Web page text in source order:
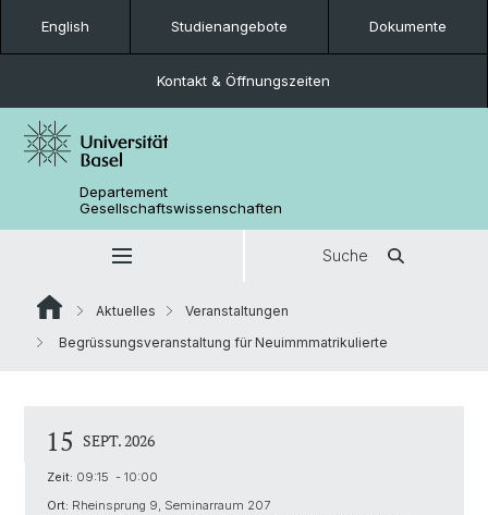
English Studienangebote Dokumente
Kontakt & Öffnungszeiten
Departement
Gesellschaftswissenschaften
Suche
Aktuelles
Veranstaltungen
Begrüssungsveranstaltung für Neuimmmatrikulierte
15 SEPT. 2026
Zeit: 09:15 - 10:00
Ort: Rheinsprung 9, Seminarraum 207